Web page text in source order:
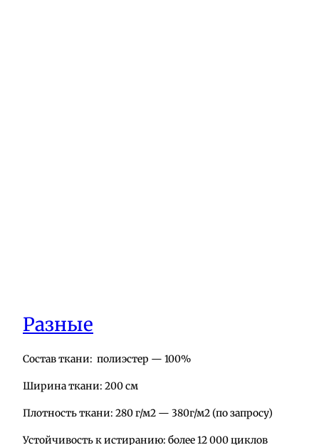
Разные
Состав ткани: полиэстер — 100%
Ширина ткани: 200 см
Плотность ткани: 280 г/м2 — 380г/м2 (по запросу)
Устойчивость к истиранию: более 12 000 циклов